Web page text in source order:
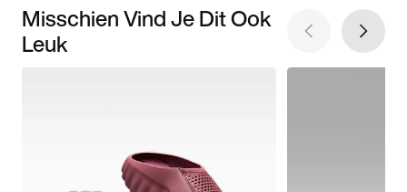
Misschien Vind Je Dit Ook
Leuk